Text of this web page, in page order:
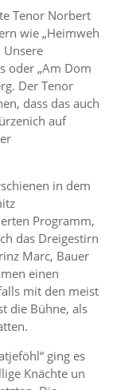
Tenor Norbert
wie „Heimweh
Unsere
oder „Am Dom
Der Tenor
dass das auch
auf
in dem
Programm,
das Dreigestirn
Marc, Bauer
einen
mit den meist
die Bühne, als
ging es
Knächte un